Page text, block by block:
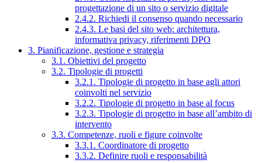
progettazione di un sito o servizio digitale
2.4.2. Richiedi il consenso quando necessario
2.4.3. Le basi del sito web: architettura,
informativa privacy, riferimenti DPO
3. Pianificazione, gestione e strategia
3.1. Obiettivi del progetto
3.2. Tipologie di progetti
3.2.1. Tipologie di progetto in base agli attori
coinvolti nel servizio
3.2.2. Tipologie di progetto in base al focus
3.2.3. Tipologie di progetto in base all’ambito di
intervento
3.3. Competenze, ruoli e figure coinvolte
3.3.1. Coordinatore di progetto
3.3.2. Definire ruoli e responsabilità